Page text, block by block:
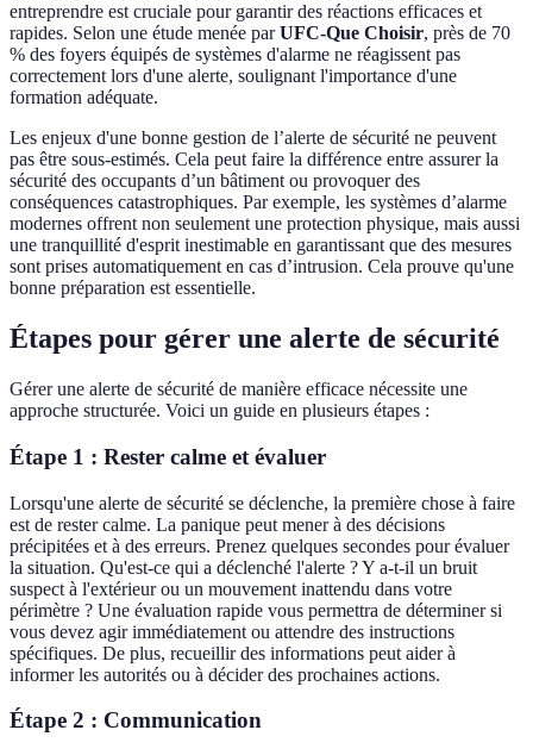
entreprendre est cruciale pour garantir des réactions efficaces et
rapides. Selon une étude menée parUFC-Que Choisir, près de 70
% des foyers équipés de systèmes d'alarme ne réagissent pas
correctement lors d'une alerte, soulignant l'importance d'une
formation adéquate.
Les enjeux d'une bonne gestion de l’alerte de sécurité ne peuvent
pas être sous-estimés. Cela peut faire la différence entre assurer la
sécurité des occupants d’un bâtiment ou provoquer des
conséquences catastrophiques. Par exemple, les systèmes d’alarme
modernes offrent non seulement une protection physique, mais aussi
une tranquillité d'esprit inestimable en garantissant que des mesures
sont prises automatiquement en cas d’intrusion. Cela prouve qu'une
bonne préparation est essentielle.
Étapes pour gérer une alerte de sécurité
Gérer une alerte de sécurité de manière efficace nécessite une
approche structurée. Voici un guide en plusieurs étapes :
Étape 1 : Rester calme et évaluer
Lorsqu'une alerte de sécurité se déclenche, la première chose à faire
est de rester calme. La panique peut mener à des décisions
précipitées et à des erreurs. Prenez quelques secondes pour évaluer
la situation. Qu'est-ce qui a déclenché l'alerte ? Y a-t-il un bruit
suspect à l'extérieur ou un mouvement inattendu dans votre
périmètre ? Une évaluation rapide vous permettra de déterminer si
vous devez agir immédiatement ou attendre des instructions
spécifiques. De plus, recueillir des informations peut aider à
informer les autorités ou à décider des prochaines actions.
Étape 2 : Communication